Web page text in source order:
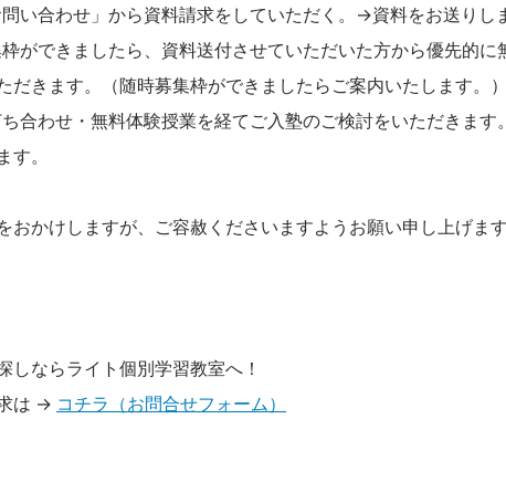
い合わせ」から資料請求をしていただく。→資料をお送りしま
ができましたら、資料送付させていただいた方から優先的に
だきます。（随時募集枠ができましたらご案内いたします。）
合わせ・無料体験授業を経てご入塾のご検討をいただきます。
す。
おかけしますが、ご容赦くださいますようお願い申し上げます
しならライト個別学習教室へ！
は → コチラ（お問合せフォーム）